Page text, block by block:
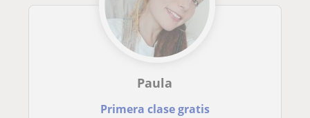
Paula
Primera clase gratis